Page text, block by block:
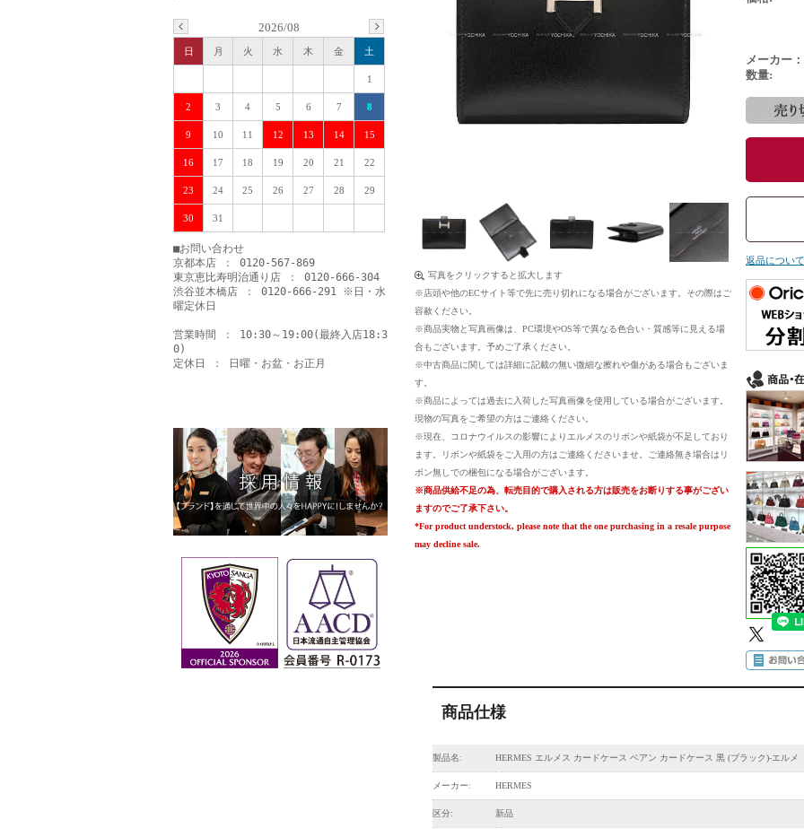
写真をクリックすると拡大します
※店頭や他のECサイト等で先に売り切れになる場合がございます。その際はご
容赦ください。
※商品実物と写真画像は、PC環境やOS等で異なる色合い・質感等に見える場
合もございます。予めご了承ください。
※中古商品に関しては詳細に記載の無い微細な擦れや傷がある場合もございま
す。
※商品によっては過去に入荷した写真画像を使用している場合がございます。
現物の写真をご希望の方はご連絡ください。
※現在、コロナウイルスの影響によりエルメスのリボンや紙袋が不足しており
ます。リボンや紙袋をご入用の方はご連絡くださいませ。ご連絡無き場合はリ
ボン無しでの梱包になる場合がございます。
※商品供給不足の為、転売目的で購入される方は販売をお断りする事がござい
ますのでご了承下さい。
*For product understock, please note that the one purchasing in a resale purpose
may decline sale.
メーカー：
数量:
返品につい
商品仕様
製品名: HERMES エルメス カードケース ベアン カードケース 黒 (ブラック)-エルメ
メーカー: HERMES
区分: 新品
2026/08
日 月 火 水 木 金 土
1
2 3 4 5 6 7 8
9 10 11 12 13 14 15
16 17 18 19 20 21 22
23 24 25 26 27 28 29
30 31
■お問い合わせ
京都本店 ： 0120-567-869
東京恵比寿明治通り店 ： 0120-666-304
渋谷並木橋店 ： 0120-666-291 ※日・水
曜定休日
営業時間 ： 10:30～19:00(最終入店18:3
0)
定休日 ： 日曜・お盆・お正月